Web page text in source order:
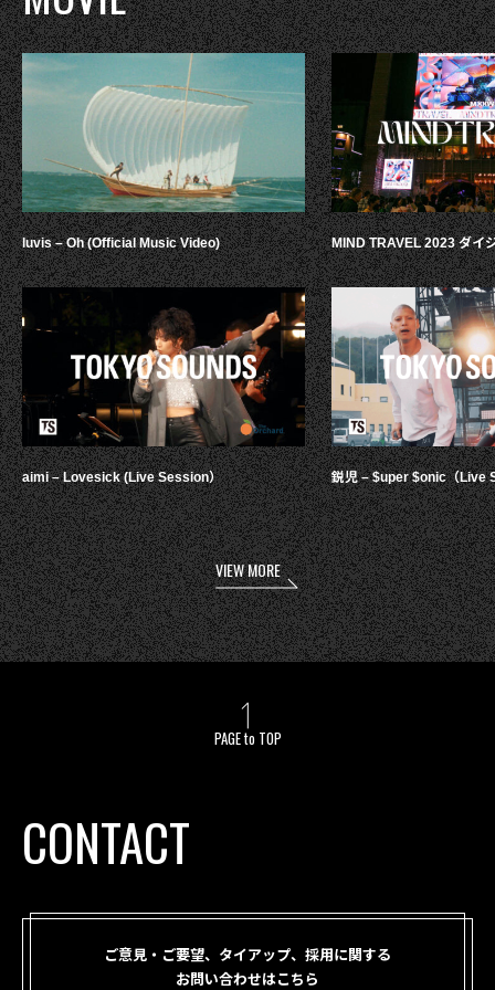
luvis – Oh (Official Music Video)
aimi – Lovesick (Live Session）
MIND TRAVEL 2023 ダイ
鋭児 – $uper $onic（Live
VIEW MORE
PAGE to TOP
CONTACT
ご意見・ご要望、タイアップ、採用に関する
お問い合わせはこちら